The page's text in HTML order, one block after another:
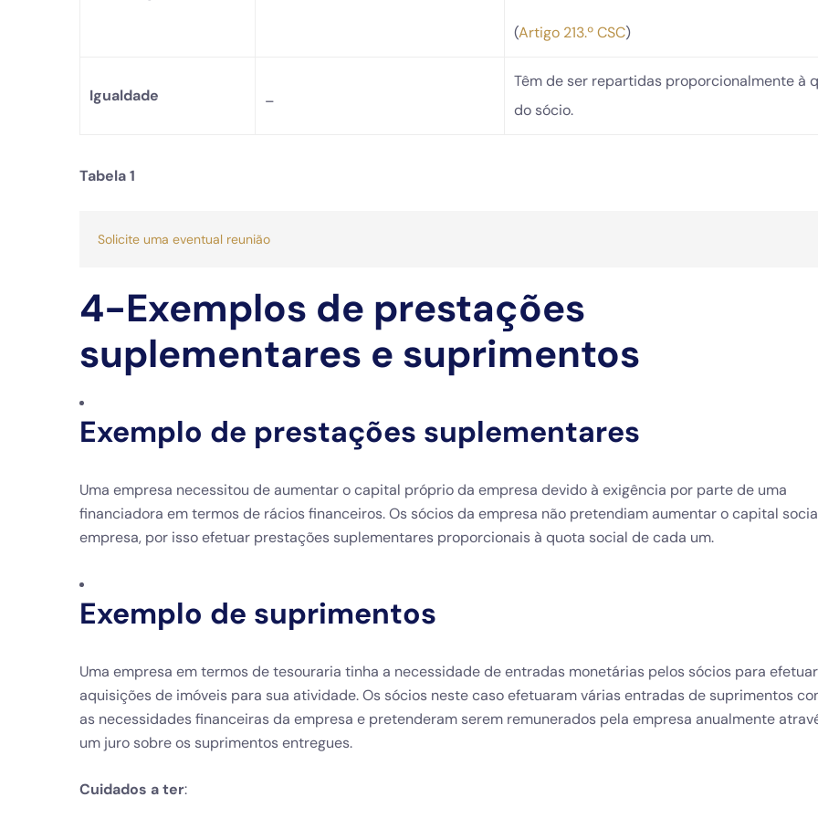
(Artigo 213.º CSC)
Igualdade
Têm de ser repartidas proporcionalmente à
do sócio.
Tabela 1
Solicite uma eventual reunião
4-Exemplos de prestações
suplementares e suprimentos
Exemplo de prestações suplementares
Uma empresa necessitou de aumentar o capital próprio da empresa devido à exigência por parte de uma
financiadora em termos de rácios financeiros. Os sócios da empresa não pretendiam aumentar o capital
empresa, por isso efetuar prestações suplementares proporcionais à quota social de cada um.
Exemplo de suprimentos
Uma empresa em termos de tesouraria tinha a necessidade de entradas monetárias pelos sócios para
aquisições de imóveis para sua atividade. Os sócios neste caso efetuaram várias entradas de suprimentos
as necessidades financeiras da empresa e pretenderam serem remunerados pela empresa anualmente
um juro sobre os suprimentos entregues.
Cuidados a ter: